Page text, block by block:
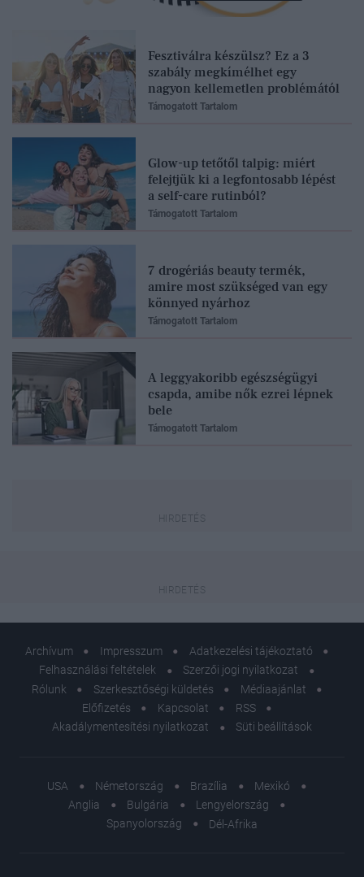
Fesztiválra készülsz? Ez a 3
szabály megkímélhet egy
nagyon kellemetlen problémától
Támogatott Tartalom
Glow-up tetőtől talpig: miért
felejtjük ki a legfontosabb lépést
a self-care rutinból?
Támogatott Tartalom
7 drogériás beauty termék,
amire most szükséged van egy
könnyed nyárhoz
Támogatott Tartalom
A leggyakoribb egészségügyi
csapda, amibe nők ezrei lépnek
bele
Támogatott Tartalom
Archívum Impresszum
Adatkezelési tájékoztató
Felhasználási feltételek
Szerzői jogi nyilatkozat
Rólunk
Szerkesztőségi küldetés
Médiaajánlat
Előfizetés
Kapcsolat
RSS
Akadálymentesítési nyilatkozat
Süti beállítások
USA Németország Brazília
Mexikó
Anglia
Bulgária
Lengyelország
Spanyolország
Dél-Afrika